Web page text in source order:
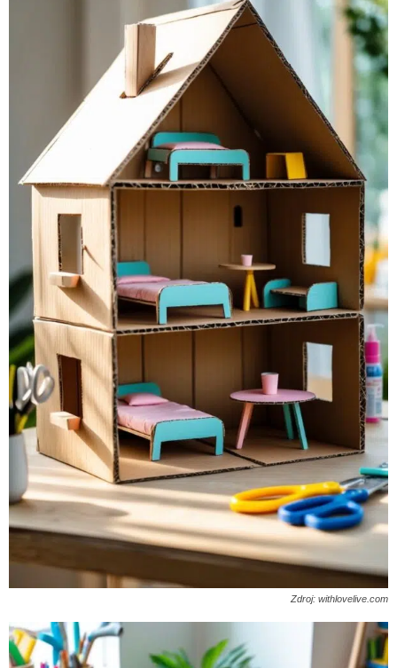
Zdroj: withlovelive.com